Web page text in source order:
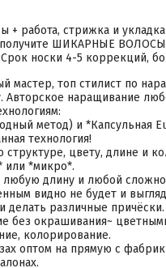
+ работа, стрижка и
ШИКАРНЫЕ ВОЛОСЫ!
носки 4-5 коррекций,
мастер, топ стилист по
Авторское наращивание
метод) и *Капсульная
технология!
цвету, длине и
или *микро*.
длину и любой
видно не будет и
делать различные причёски.
без окрашивания~
колорирование.
оптом на прямую с